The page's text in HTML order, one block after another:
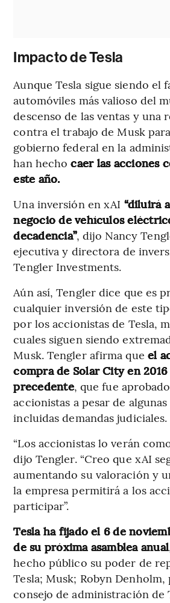
Impacto de Tesla
Aunque Tesla sigue siendo el
automóviles más valioso del
descenso de las ventas y una
contra el trabajo de Musk
gobierno federal en la
han hechocaer las acciones
este año.
Una inversión en xAI “diluirá
negocio de vehículos
decadencia”, dijo Nancy
ejecutiva y directora de
Tengler Investments.
Aún así, Tengler dice que es
cualquier inversión de este
por los accionistas de Tesla,
cuales siguen siendo
Musk. Tengler afirma que el
compra de Solar City en
precedente, que fue
accionistas a pesar de
incluidas demandas judiciales.
“Los accionistas lo verán
dijo Tengler. “Creo que xAI
aumentando su valoración y
la empresa permitirá a los
participar”.
Tesla ha fijado el 6 de
de su próxima asamblea anual
hecho público su poder de
Tesla; Musk; Robyn
consejo de administración de